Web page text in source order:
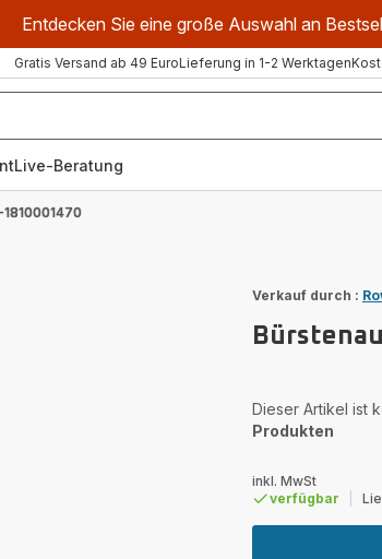
Entdecken Sie eine große Auswahl an
Gratis Versand ab 49 EuroLieferung in 1-2 Werktagen
Live-Beratung
Verkauf durch :
Dieser Artikel ist
Produkten
inkl. MwSt
verfügbar